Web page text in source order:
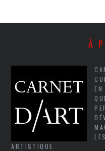
À
ARTISTIQUE.